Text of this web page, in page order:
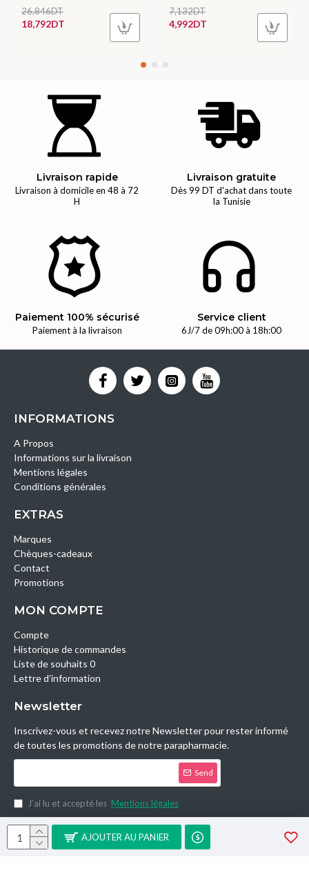
AJOUTER AU PANIER
18,792DT
26,846DT
4,992DT
7,132DT
Livraison rapide
Livraison à domicile en 48 à 72
H
Livraison gratuite
Dès 99 DT d'achat dans toute
la Tunisie
Paiement 100% sécurisé
Paiement à la livraison
Service client
6J/7 de 09h:00 à 18h:00
INFORMATIONS
A Propos
Informations sur la livraison
Mentions légales
Conditions générales
EXTRAS
Marques
Chèques-cadeaux
Contact
Promotions
MON COMPTE
Compte
Historique de commandes
Liste de souhaits 0
Lettre d’information
Newsletter
Inscrivez-vous et recevez notre Newsletter pour rester informé
de toutes les promotions de notre parapharmacie.
Send
J’ai lu et accepté les Mentions légales
Copyright © 2014, Parashop.tn, All Rights Reserved.